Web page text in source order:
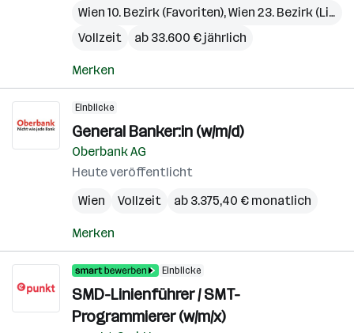
Wien 10. Bezirk (Favoriten),Wien 23. Bezirk (Liesing)
Vollzeit
ab 33.600 € jährlich
Merken
Einblicke
General Banker:in (w/m/d)
Oberbank AG
Heute veröffentlicht
Wien
Vollzeit ab 3.375,40 € monatlich
Merken
Einblicke
SMD-Linienführer / SMT-
Programmierer (w/m/x)